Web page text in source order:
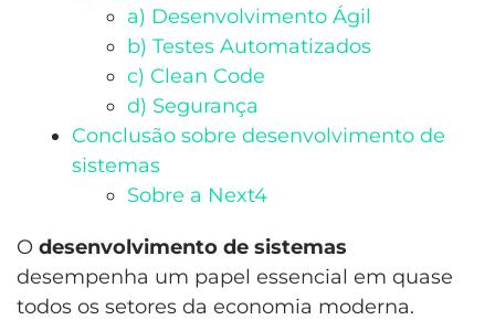
a) Desenvolvimento Ágil
b) Testes Automatizados
c) Clean Code
d) Segurança
Conclusão sobre desenvolvimento de
sistemas
Sobre a Next4
O desenvolvimento de sistemas
desempenha um papel essencial em quase
todos os setores da economia moderna.